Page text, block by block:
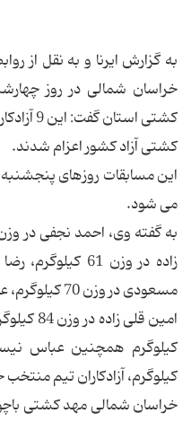
به گزارش ایرنا و به نقل از
خراسان شمالی در روز
کشتی
کشتی آزاد کشور اعزام شدند.
این مسابقات روزهای
می شود.
کیلوگرم، آزادکاران تیم
خراسان شمالی مهد کشتی